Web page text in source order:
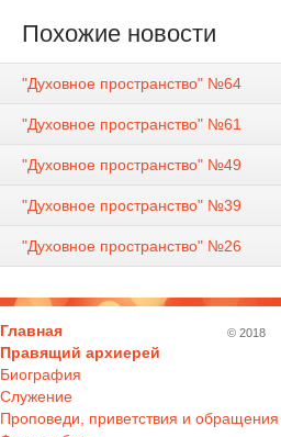
Похожие новости
"Духовное пространство" №64
"Духовное пространство" №61
"Духовное пространство" №49
"Духовное пространство" №39
"Духовное пространство" №26
Главная
Правящий архиерей
Биография
Служение
Проповеди, приветствия и обращения
© 2018